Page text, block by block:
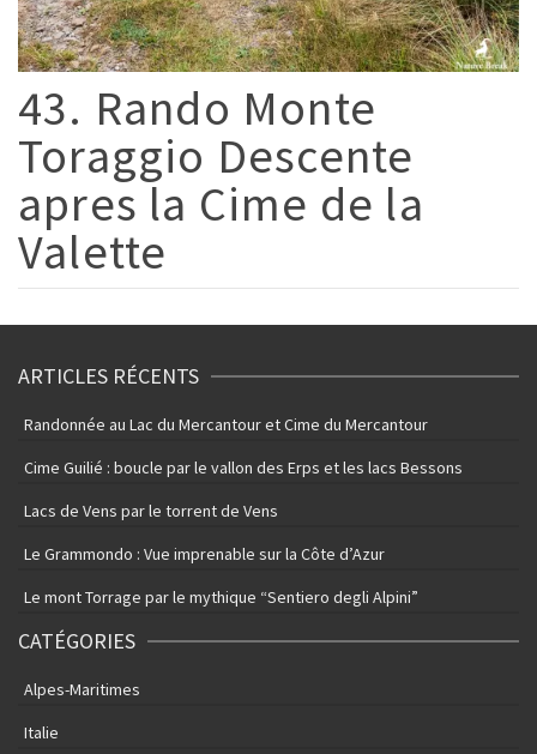
43. Rando Monte
Toraggio Descente
apres la Cime de la
Valette
ARTICLES RÉCENTS
Randonnée au Lac du Mercantour et Cime du Mercantour
Cime Guilié : boucle par le vallon des Erps et les lacs Bessons
Lacs de Vens par le torrent de Vens
Le Grammondo : Vue imprenable sur la Côte d’Azur
Le mont Torrage par le mythique “Sentiero degli Alpini”
CATÉGORIES
Alpes-Maritimes
Italie